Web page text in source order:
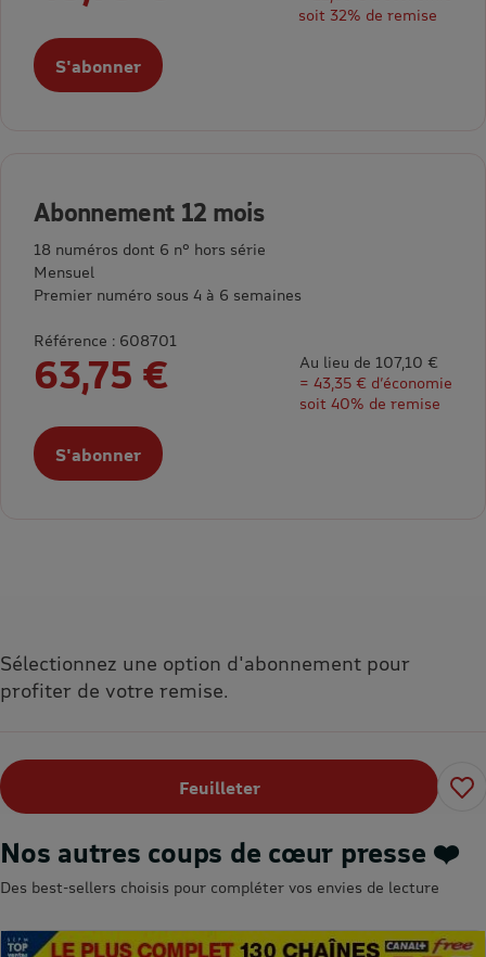
soit 32% de remise
S'abonner
Abonnement 12 mois
18 numéros dont 6 n° hors série
Mensuel
Premier numéro sous 4 à 6 semaines
Référence : 608701
63,75 €
Au lieu de 107,10 €
= 43,35 € d’économie
soit 40% de remise
S'abonner
Sélectionnez une option d'abonnement pour
profiter de votre remise.
Feuilleter
Nos autres coups de cœur presse ❤️
Des best-sellers choisis pour compléter vos envies de lecture